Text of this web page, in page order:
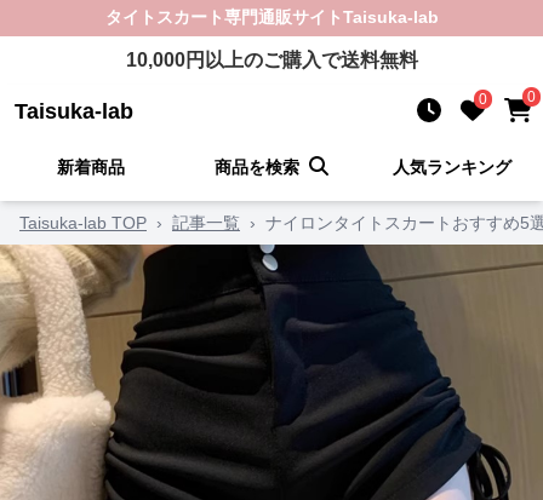
タイトスカート専門通販サイトTaisuka-lab
10,000円以上のご購入で送料無料
Taisuka-lab 0 0
新着商品 商品を検索 人気ランキング
Taisuka-lab TOP › 記事一覧 › ナイロンタイトスカートおすすめ5